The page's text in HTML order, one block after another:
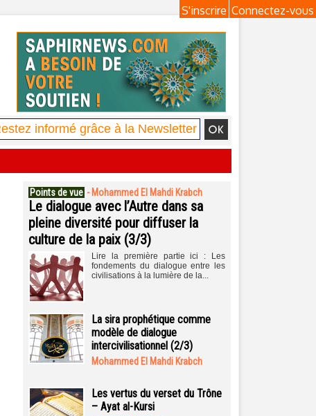
Connectez-vous
S'inscrire
Points de vue - Mohammed El Mahdi Krabch
Le dialogue avec l’Autre dans sa
pleine diversité pour diffuser la
culture de la paix (3/3)
Lire la première partie ici : Les
fondements du dialogue entre les
civilisations à la lumière de la...
La sira prophétique comme
modèle de dialogue
intercivilisationnel (2/3)
Mohammed El Mahdi Krabch
Les vertus du verset du Trône
– Ayat al-Kursi